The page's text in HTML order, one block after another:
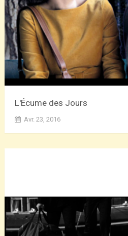
L'Écume des Jours
Avr. 23, 2016